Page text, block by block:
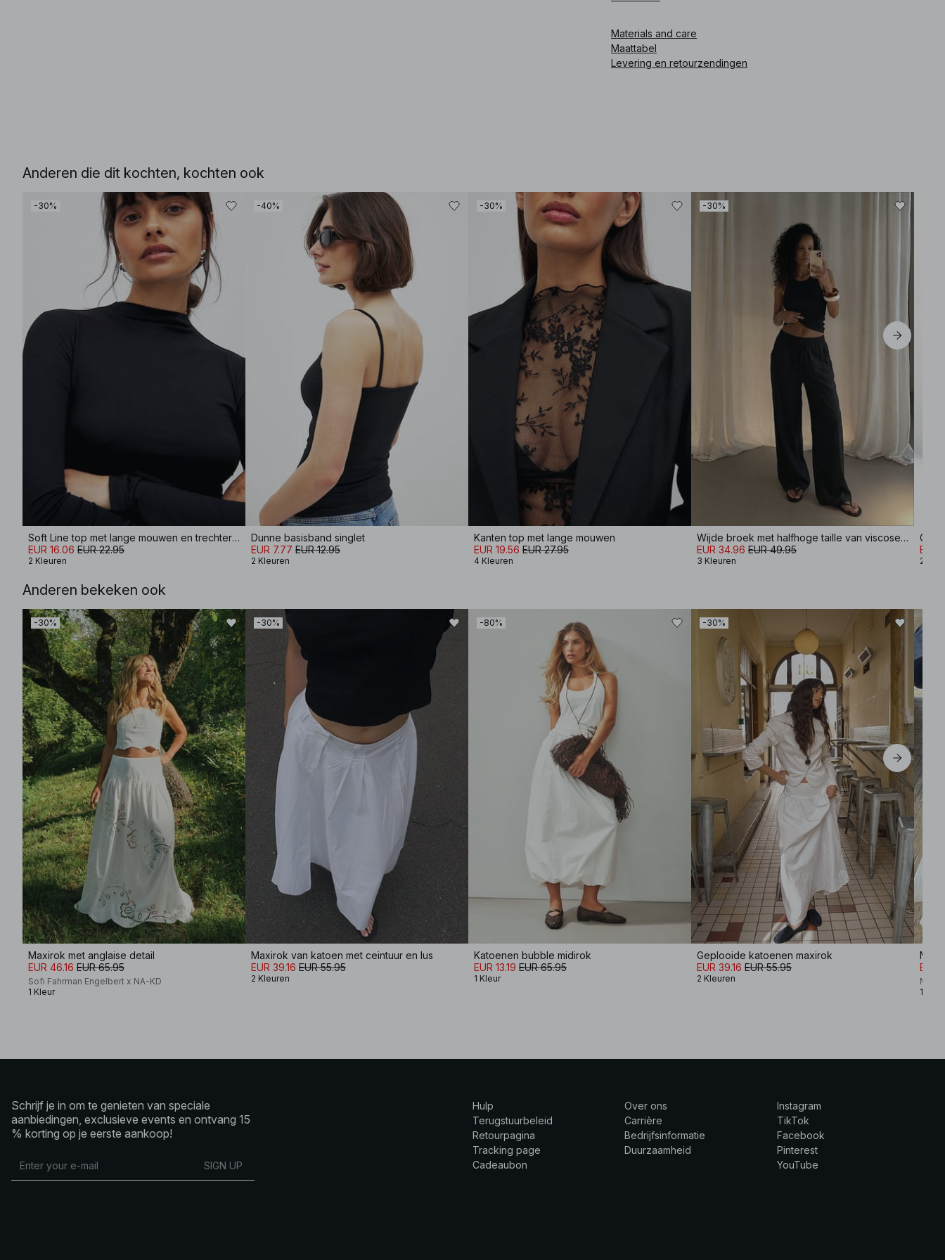
Materials and care
Maattabel
Levering en retourzendingen
Anderen die dit kochten, kochten ook
-30%
Soft Line top met lange mouwen en trechterhals
EUR 16.06 EUR 22.95
2 Kleuren
-40%
Dunne basisband singlet
EUR 7.77 EUR 12.95
2 Kleuren
-30%
Kanten top met lange mouwen
EUR 19.56 EUR 27.95
4 Kleuren
-30%
Wijde broek met halfhoge taille van viscosemix
EUR 34.96 EUR 49.95
3 Kleuren
EUR
2
Anderen bekeken ook
-30%
Maxirok met anglaise detail
EUR 46.16 EUR 65.95
Sofi Fahrman Engelbert x NA-KD
1 Kleur
-30%
Maxirok van katoen met ceintuur en lus
EUR 39.16 EUR 55.95
2 Kleuren
-80%
Katoenen bubble midirok
EUR 13.19 EUR 65.95
1 Kleur
-30%
Geplooide katoenen maxirok
EUR 39.16 EUR 55.95
2 Kleuren
EUR
Maria
1
Schrijf je in om te genieten van speciale
aanbiedingen, exclusieve events en ontvang 15
% korting op je eerste aankoop!
SIGN UP
Hulp
Terugstuurbeleid
Retourpagina
Tracking page
Cadeaubon
Over ons
Carrière
Bedrijfsinformatie
Duurzaamheid
Instagram
TikTok
Facebook
Pinterest
YouTube